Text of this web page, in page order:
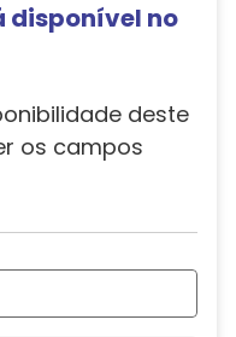
disponível no
deste
os campos